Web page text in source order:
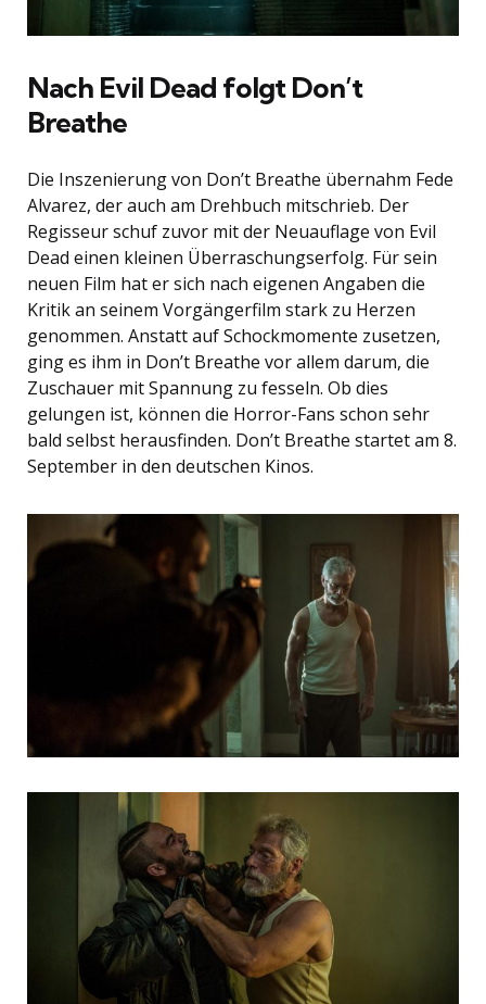
Nach Evil Dead folgt Don’t
Breathe
Die Inszenierung von Don’t Breathe übernahm Fede
Alvarez, der auch am Drehbuch mitschrieb. Der
Regisseur schuf zuvor mit der Neuauflage von Evil
Dead einen kleinen Überraschungserfolg. Für sein
neuen Film hat er sich nach eigenen Angaben die
Kritik an seinem Vorgängerfilm stark zu Herzen
genommen. Anstatt auf Schockmomente zusetzen,
ging es ihm in Don’t Breathe vor allem darum, die
Zuschauer mit Spannung zu fesseln. Ob dies
gelungen ist, können die Horror-Fans schon sehr
bald selbst herausfinden. Don’t Breathe startet am 8.
September in den deutschen Kinos.